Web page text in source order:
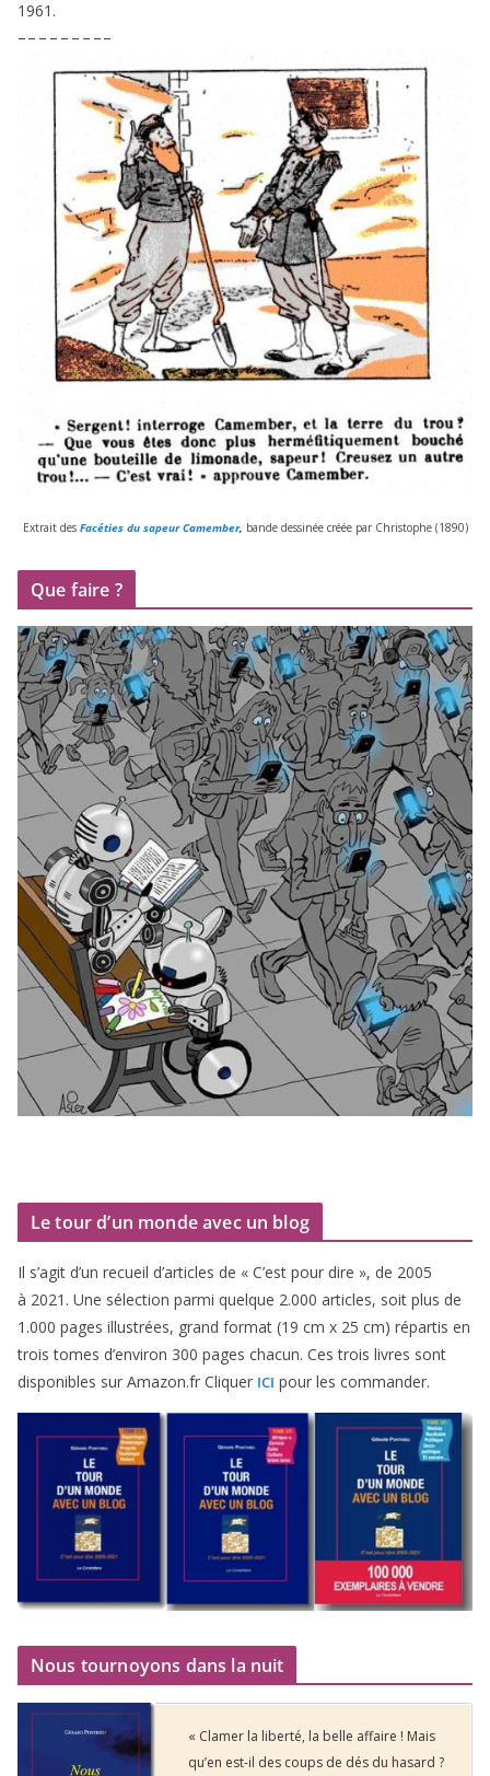
1961 .
– – – – – – – – –
Extrait desFacéties du sapeur Camember, bande des­si­née créée par Christophe (1890)
Que faire ?
Le tour d’un monde avec un blog
Il s’agit d’un recueil d’ar­ticles de « C’est pour dire », de 2005
à 2021 . Une sélec­tion par­mi quelque 2.000 articles, soit plus de
1 .000 pages illus­trées, grand for­mat (19 cm x 25 cm) répar­tis en
trois tomes d’environ 300 pages cha­cun. Ces trois livres sont
dis­po­nibles sur Amazon​.fr Cliquer ICI pour les commander.
Nous tournoyons dans la nuit
« Clamer la liberté, la belle affaire ! Mais
qu’en est-il des coups de dés du hasard ?